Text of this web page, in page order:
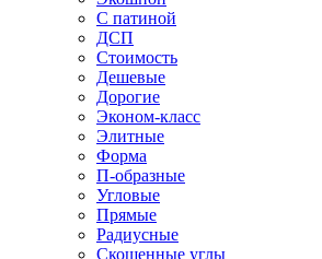
С патиной
ДСП
Стоимость
Дешевые
Дорогие
Эконом-класс
Элитные
Форма
П-образные
Угловые
Прямые
Радиусные
Скошенные углы